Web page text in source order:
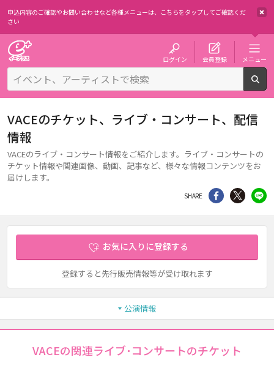
申込内容のご確認やお問い合わせなど各種メニューは、 こちらをタップしてご確認くだ
さい
ログイン 会員登録 メニュー
VACEのチケット、ライブ・コンサート、配信
情報
VACEのライブ・コンサート情報をご紹介します。ライブ・コンサートの
チケット情報や関連画像、動画、記事など、様々な情報コンテンツをお
届けします。
SHARE シェア Twitter
お気に入りに登録する
登録すると先行販売情報等が受け取れます
公演情報
VACEの関連ライブ･コンサートのチケット